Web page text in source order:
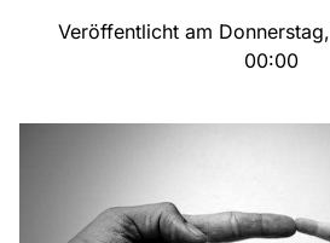
Veröffentlicht am
00:00